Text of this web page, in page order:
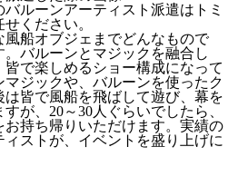
ルーンアーティスト派遣はトミ
ください。
船オブジェまでどんなもので
バルーンとマジックを融合し
で楽しめるショー構成になって
ジックや、バルーンを使ったク
皆で風船を飛ばして遊び、幕を
が、20～30人ぐらいでしたら、
持ち帰りいただけます。 実績の
ストが、イベントを盛り上げに